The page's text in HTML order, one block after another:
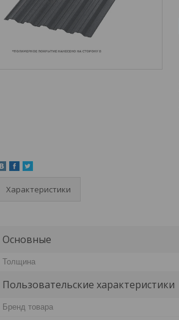
Характеристики
Основные
Толщина
Пользовательские характеристики
Бренд товара